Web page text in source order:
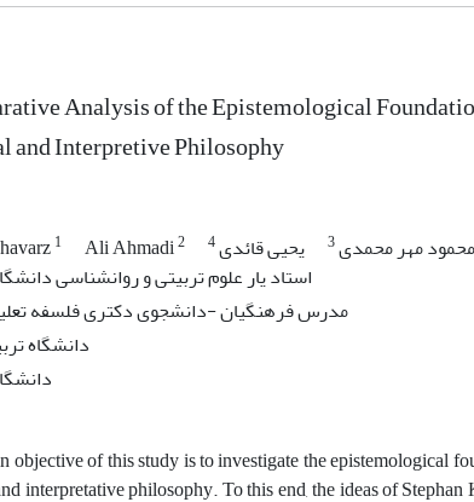
Analysis of the Epistemological
and Interpretive Philosophy
1 Ali Ahmadi2 محمود مهر محمدی3 یحیی قائدی4
استاد یار علوم تربیتی و روانشناسی
مدرس فرهنگیان -دانشجوی دکتری فلسفه
دانشگاه
objective of this study is to investigate the epistemological
interpretative philosophy. To this end, the ideas of